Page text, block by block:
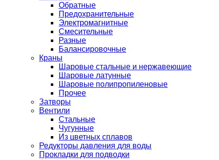
Обратные
Предохранительные
Электромагнитные
Смесительные
Разные
Балансировочные
Краны
Шаровые стальные и нержавеющие
Шаровые латунные
Шаровые полипропиленовые
Прочее
Затворы
Вентили
Стальные
Чугунные
Из цветных сплавов
Редукторы давления для воды
Прокладки для подводки